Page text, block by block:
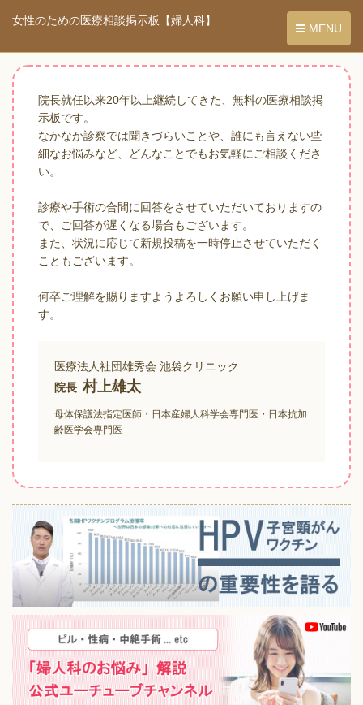
院長就任以来20年以上継続してきた、無料の医療相談掲
示板です。
なかなか診察では聞きづらいことや、誰にも言えない些
細なお悩みなど、どんなことでもお気軽にご相談くださ
い。
診療や手術の合間に回答をさせていただいておりますの
で、ご回答が遅くなる場合もございます。
また、状況に応じて新規投稿を一時停止させていただく
こともございます。
何卒ご理解を賜りますようよろしくお願い申し上げま
す。
医療法人社団雄秀会 池袋クリニック
院長 村上雄太
母体保護法指定医師・日本産婦人科学会専門医・日本抗加
齢医学会専門医
女性のための医療相談掲示板【婦人科】
MENU